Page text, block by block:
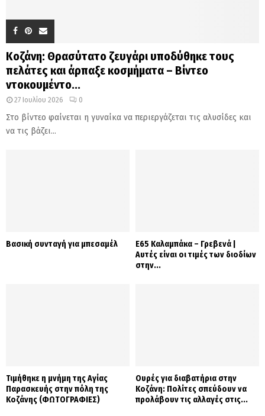
Κοζάνη: Θρασύτατο ζευγάρι υποδύθηκε τους
πελάτες και άρπαξε κοσμήματα – Βίντεο
ντοκουμέντο...
27 Ιουλίου 2026 0
Στο βίντεο φαίνεται η γυναίκα να περιεργάζεται τις αλυσίδες και
να τις βάζει...
Βασική συνταγή για μπεσαμέλ
Ε65 Καλαμπάκα – Γρεβενά |
Αυτές είναι οι τιμές των διοδίων
στην...
Τιμήθηκε η μνήμη της Αγίας
Παρασκευής στην πόλη της
Κοζάνης (ΦΩΤΟΓΡΑΦΙΕΣ)
Ουρές για διαβατήρια στην
Κοζάνη: Πολίτες σπεύδουν να
προλάβουν τις αλλαγές στις...